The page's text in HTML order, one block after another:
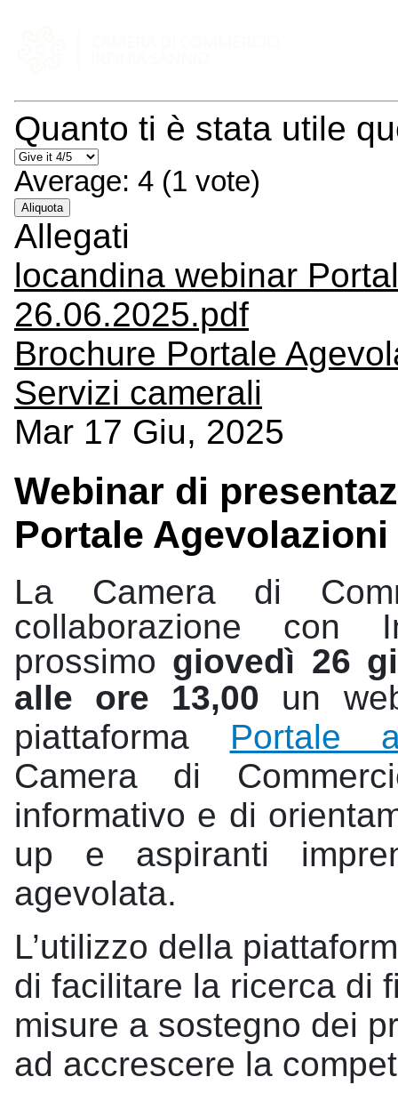
Quanto ti è stata utile
Average: 4 (1 vote)
Aliquota
Allegati
locandina webinar
26.06.2025.pdf
Brochure Portale
Servizi camerali
Mar 17 Giu, 2025
Webinar di
Portale
La Camera di
collaborazione
prossimo giovedì 26
alle ore 13,00 un
piattaforma Portale
Camera di
informativo e di
up e aspiranti
agevolata.
L’utilizzo della
di facilitare la ricerca di
misure a sostegno dei
ad accrescere la